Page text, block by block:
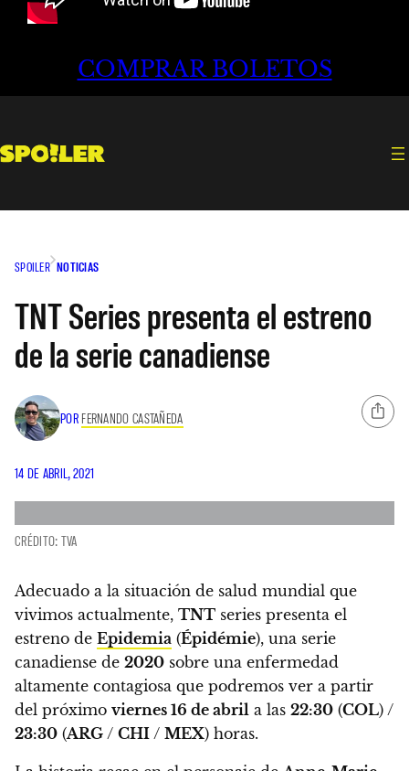
COMPRAR BOLETOS
SPOILER NOTICIAS
TNT Series presenta el estreno
de la serie canadiense
POR FERNANDO CASTAÑEDA
14 DE ABRIL, 2021
CRÉDITO: TVA
Adecuado a la situación de salud mundial que
vivimos actualmente, TNT series presenta el
estreno de Epidemia (Épidémie), una serie
canadiense de 2020 sobre una enfermedad
altamente contagiosa que podremos ver a partir
del próximo viernes 16 de abril a las 22:30 (COL) /
23:30 (ARG / CHI / MEX) horas.